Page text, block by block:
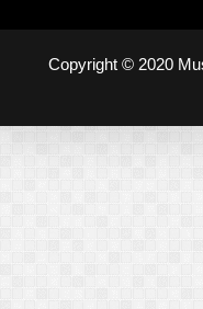
Copyright © 2020